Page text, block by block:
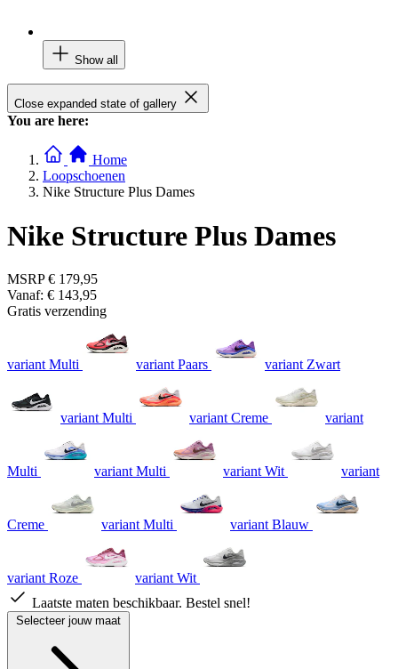
Show all
Close expanded state of gallery
You are here:
Home
Loopschoenen
Nike Structure Plus Dames
Nike Structure Plus Dames
MSRP € 179,95
Vanaf: € 143,95
Gratis verzending
variant Multi variant Paars variant Zwart
variant Multi variant Creme variant
Multi variant Multi variant Wit variant
Creme variant Multi variant Blauw
variant Roze
variant Wit
Laatste maten beschikbaar. Bestel snel!
Selecteer jouw maat